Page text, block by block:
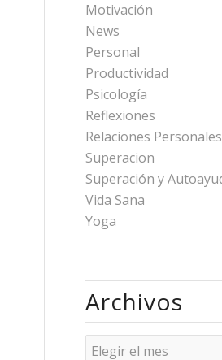
Motivación
News
Personal
Productividad
Psicología
Reflexiones
Relaciones Personales
Superacion
Superación y
Vida Sana
Yoga
Archivos